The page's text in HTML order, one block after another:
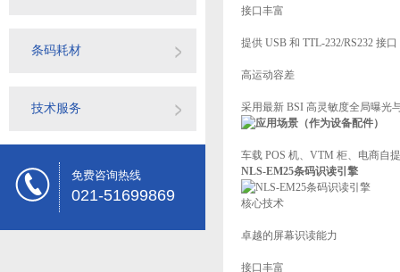
条码耗材
技术服务
免费咨询热线
021-51699869
接口丰富
提供 USB 和 TTL-232/RS232 接
高运动容差
采用最新 BSI 高灵敏度全局曝光
应用场景（作为设备配件）
车载 POS 机、VTM 柜、电商自
NLS-EM25条码识读引擎
核心技术
卓越的屏幕识读能力
接口丰富